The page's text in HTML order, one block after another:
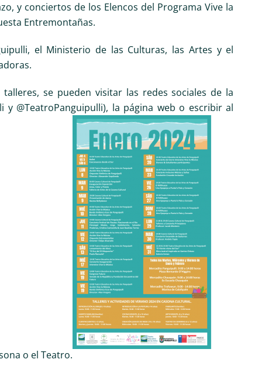
y conciertos de los Elencos del Programa Vive la
Entremontañas.
el Ministerio de las Culturas, las Artes y el
se pueden visitar las redes sociales de la
y @TeatroPanguipulli), la página web o escribir al
o el Teatro.